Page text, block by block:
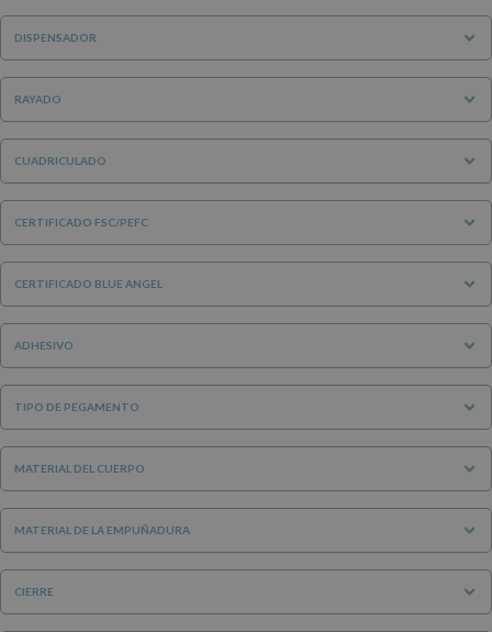
DISPENSADOR
RAYADO
CUADRICULADO
CERTIFICADO FSC/PEFC
CERTIFICADO BLUE ANGEL
ADHESIVO
TIPO DE PEGAMENTO
MATERIAL DEL CUERPO
MATERIAL DE LA EMPUÑADURA
CIERRE